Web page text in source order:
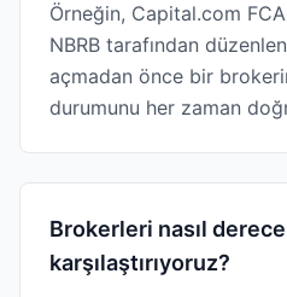
Örneğin, Capital.com
NBRB tarafından
açmadan önce bir
durumunu her zaman
Brokerleri nasıl
karşılaştırıyoruz?